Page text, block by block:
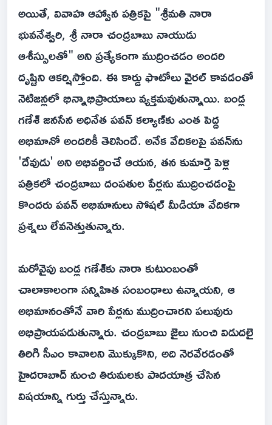
అయితే, వివాహ ఆహ్వాన పత్రికపై "శ్రీమతి నారా
భువనేశ్వరి, శ్రీ నారా చంద్రబాబు నాయుడు
ఆశీస్సులతో" అని ప్రత్యేకంగా ముద్రించడం అందరి
దృష్టిని ఆకర్షిస్తోంది. ఈ కార్డు ఫొటోలు వైరల్ కావడంతో
నెటిజన్లలో భిన్నాభిప్రాయాలు వ్యక్తమవుతున్నాయి. బండ్ల
గణేశ్‌ జనసేన అధినేత పవన్ కల్యాణ్‌కు ఎంత పెద్ద
అభిమానో అందరికీ తెలిసిందే. అనేక వేదికలపై పవన్‌ను
'దేవుడు' అని అభివర్ణించే ఆయన, తన కుమార్తె పెళ్లి
పత్రికలో చంద్రబాబు దంపతుల పేర్లను ముద్రించడంపై
కొందరు పవన్ అభిమానులు సోషల్ మీడియా వేదికగా
ప్రశ్నలు లేవనెత్తుతున్నారు.
మరోవైపు బండ్ల గణేశ్‌కు నారా కుటుంబంతో
చాలాకాలంగా సన్నిహిత సంబంధాలు ఉన్నాయని, ఆ
అభిమానంతోనే వారి పేర్లను ముద్రించారని పలువురు
అభిప్రాయపడుతున్నారు. చంద్రబాబు జైలు నుంచి విడుదలై
తిరిగి సీఎం కావాలని మొక్కుకొని, అది నెరవేరడంతో
హైదరాబాద్ నుంచి తిరుమలకు పాదయాత్ర చేసిన
విషయాన్ని గుర్తు చేస్తున్నారు.